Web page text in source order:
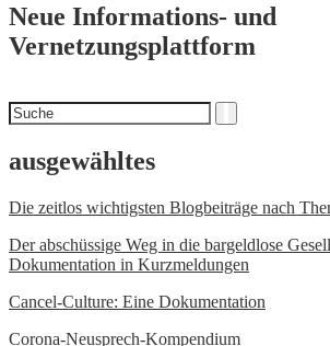
Neue Informations- und
Vernetzungsplattform
Suchen
nach
ausgewähltes
Die zeitlos wichtigsten Blogbeiträge nach
Der abschüssige Weg in die bargeldlose
Dokumentation in Kurzmeldungen
Cancel-Culture: Eine Dokumentation
Corona-Neusprech-Kompendium